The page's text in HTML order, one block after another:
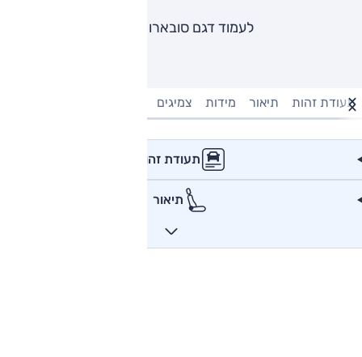
לעמוד דגם סובארו B3
תעודת זהות תיאור מידות צמיגים
תעודת זהות
תיאור